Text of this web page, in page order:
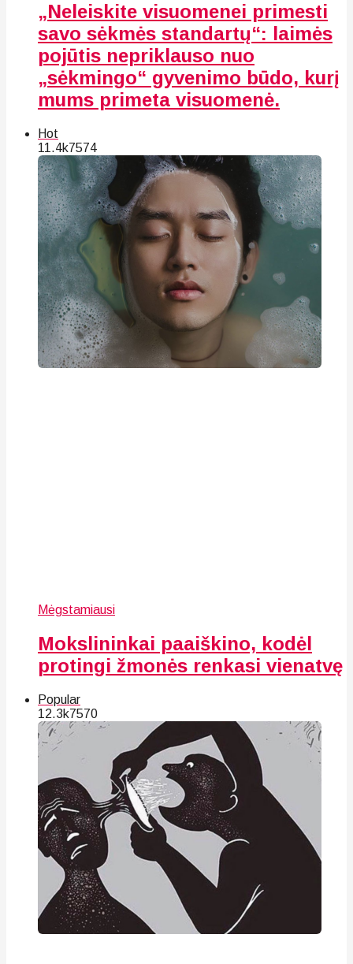
„Neleiskite visuomenei primesti
savo sėkmės standartų“: laimės
pojūtis nepriklauso nuo
„sėkmingo“ gyvenimo būdo, kurį
mums primeta visuomenė.
Hot
11.4k7574
Mėgstamiausi
Mokslininkai paaiškino, kodėl
protingi žmonės renkasi vienatvę
Popular
12.3k7570